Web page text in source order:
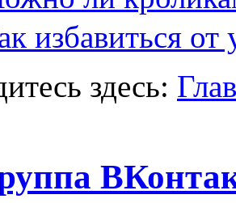
избавиться от
здесь: